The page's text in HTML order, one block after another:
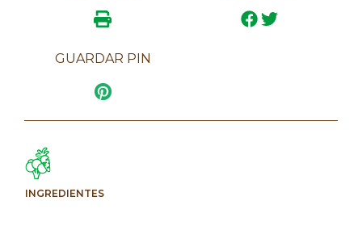
GUARDAR PIN
INGREDIENTES